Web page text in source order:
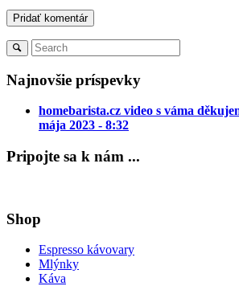
Najnovšie príspevky
homebarista.cz video s váma
mája 2023 - 8:32
Pripojte sa k nám ...
Shop
Espresso kávovary
Mlýnky
Káva